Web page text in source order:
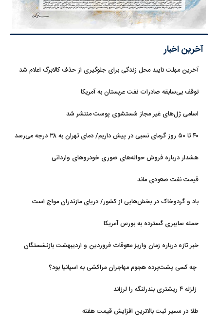
آخرین اخبار
آخرین مهلت تایید محل زندگی برای جلوگیری از حذف کالابرگ اعلام شد
توقف بی‌سابقه صادرات نفت عربستان به آمریکا
اسامی ژل‌های غیر مجاز شستشوی پوست منتشر شد
۴۰ تا ۵۰ روز گرمای نسبی در پیش داریم/ دمای تهران به ۳۸ درجه می‌رسد
هشدار درباره فروش حواله‌های صوری خودروهای وارداتی
قیمت نفت صعودی ماند
باد و گردوخاک در بخش‌هایی از کشور/ دریای مازندران مواج است
حمله سایبری گسترده به بورس آمریکا
خبر تازه درباره زمان واریز معوقات فروردین و اردیبهشت بازنشستگان
چه کسی پشت‌پرده هجوم مهاجران مراکشی به اسپانیا بود؟
زلزله ۴ ریشتری بندرلنگه را لرزاند
طلا در مسیر ثبت بالاترین افزایش قیمت هفته